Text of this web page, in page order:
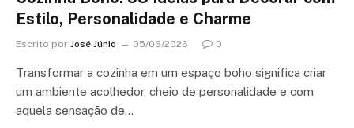
Estilo, Personalidade e Charme
Escrito por José Júnio 05/06/2026 0
Transformar a cozinha em um espaço boho significa criar
um ambiente acolhedor, cheio de personalidade e com
aquela sensação de…